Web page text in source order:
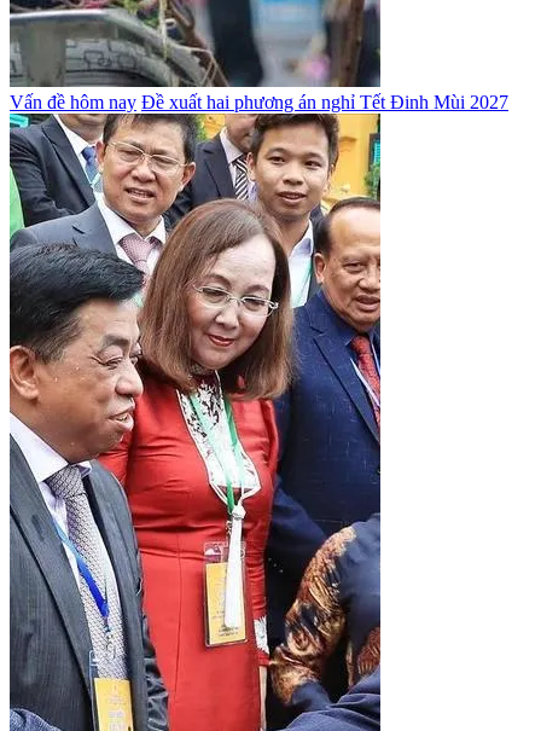
Vấn đề hôm nay Đề xuất hai phương án nghỉ Tết Đinh Mùi 2027